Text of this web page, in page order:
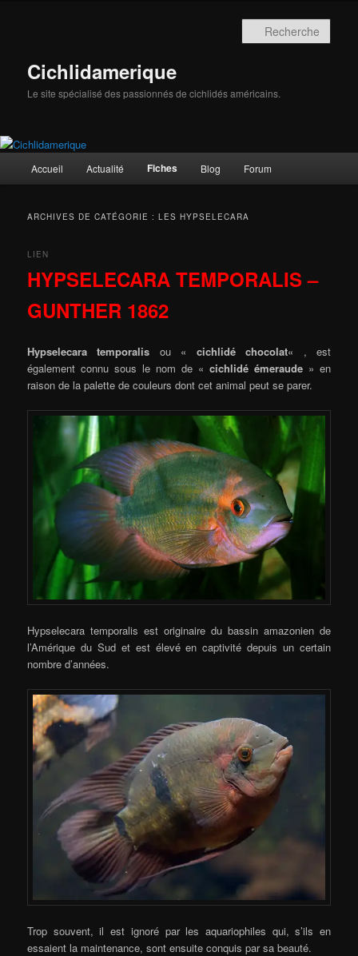
Cichlidamerique
Le site spécialisé des passionnés de cichlidés américains.
principal
Accueil Actualité Fiches Blog Forum
ARCHIVES DE CATÉGORIE :LES HYPSELECARA
LIEN
HYPSELECARA TEMPORALIS –
GUNTHER 1862
Hypselecara temporalis ou « cichlidé chocolat« , est
également connu sous le nom de « cichlidé émeraude» en
raison de la palette de couleurs dont cet animal peut se parer.
Hypselecara temporalis est originaire du bassin amazonien de
l’Amérique du Sud et est élevé en captivité depuis un certain
nombre d’années.
Trop souvent, il est ignoré par les aquariophiles qui, s’ils en
essaient la maintenance, sont ensuite conquis par sa beauté.